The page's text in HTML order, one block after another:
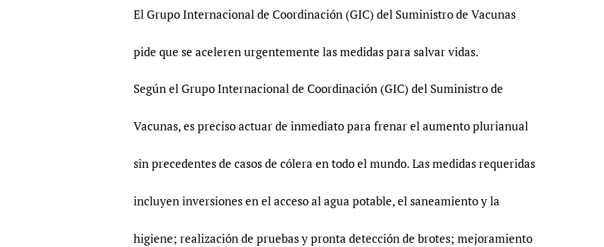
El Grupo Internacional de Coordinación (GIC) del Suministro de Vacunas
pide que se aceleren urgentemente las medidas para salvar vidas.
Según el Grupo Internacional de Coordinación (GIC) del Suministro de
Vacunas, es preciso actuar de inmediato para frenar el aumento plurianual
sin precedentes de casos de cólera en todo el mundo. Las medidas requeridas
incluyen inversiones en el acceso al agua potable, el saneamiento y la
higiene; realización de pruebas y pronta detección de brotes; mejoramiento